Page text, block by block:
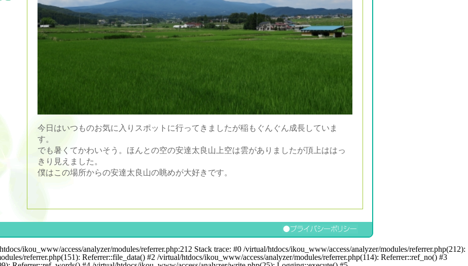
今日はいつものお気に入りスポットに行ってきましたが稲もぐんぐん成長していま
す。
でも暑くてかわいそう。ほんとの空の安達太良山上空は雲がありましたが頂上ははっ
きり見えました。
僕はこの場所からの安達太良山の眺めが大好きです。
ikou_www/access/analyzer/modules/referrer.php:212 Stack trace: #0 /virtual/htdocs/ikou_www/access/analyzer/modules/referrer.php(212):
referrer.php(151): Referrer::file_data() #2 /virtual/htdocs/ikou_www/access/analyzer/modules/referrer.php(114): Referrer::ref_no() #3